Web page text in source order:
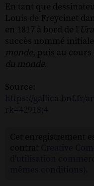
En tant que
Louis de Freycinet
en 1817 à bord de l'
succès nommé
monde , puis au
du monde.
Source: